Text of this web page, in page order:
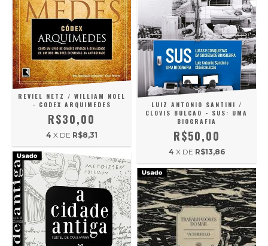
REVIEL NETZ / WILLIAM NOEL
- CODEX ARQUIMEDES
R$30,00
4 X DE R$8,31
LUIZ ANTONIO SANTINI /
CLOVIS BULCAO - SUS: UMA
BIOGRAFIA
R$50,00
4 X DE R$13,86